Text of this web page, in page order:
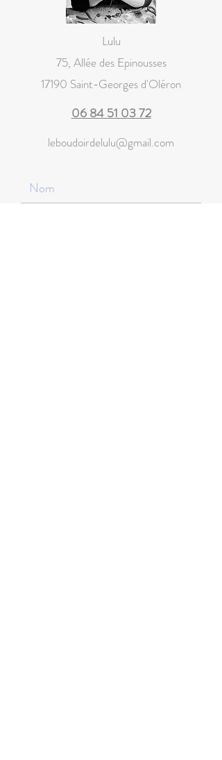
Lulu
75, Allée des Epinousses
17190 Saint-Georges d'Oléron
06 84 51 03 72
leboudoirdelulu@gmail.com